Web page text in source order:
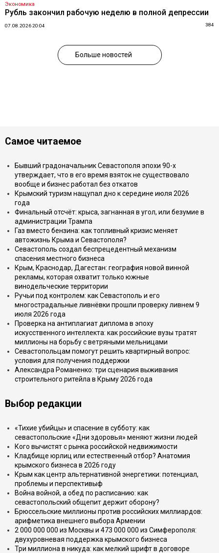
Экономика
Рубль закончил рабочую неделю в полной депрессии
07.08.2026 20:04 384
Больше новостей
Самое читаемое
Бывший градоначальник Севастополя эпохи 90-х
утверждает, что в его время взяток не существовало
вообще и бизнес работал без откатов
Крымский туризм нащупал дно к середине июля 2026
года
Финальный отсчёт: крыса, загнанная в угол, или безумие в
администрации Трампа
Газ вместо бензина: как топливный кризис меняет
автожизнь Крыма и Севастополя?
Севастополь создал беспрецедентный механизм
спасения местного бизнеса
Крым, Краснодар, Дагестан: география новой винной
рекламы, которая охватит только южные
винодельческие территории
Ручьи под контролем: как Севастополь и его
многострадальные ливнёвки прошли проверку ливнем 9
июля 2026 года
Проверка на антиплагиат диплома в эпоху
искусственного интеллекта: как российские вузы тратят
миллионы на борьбу с ветряными мельницами
Севастопольцам помогут решить квартирный вопрос:
условия для получения поддержки
Александра Романенко: три сценария выживания
строительного ритейла в Крыму 2026 года
Выбор редакции
«Тихие убийцы» и спасение в субботу: как
севастопольские «Дни здоровья» меняют жизни людей
Кого вычистят с рынка российской недвижимости
Кладбище юрлиц или естественный отбор? Анатомия
крымского бизнеса в 2026 году
Крым как центр альтернативной энергетики: потенциал,
проблемы и перспективыф
Война войной, а обед по расписанию: как
севастопольский общепит держит оборону?
Брюссельские миллионы против российских миллиардов:
арифметика внешнего выбора Армении
2 000 000 000 из Москвы и 473 000 000 из Симферополя:
двухуровневая поддержка крымского бизнеса
Три миллиона в никуда: как мелкий шрифт в договоре